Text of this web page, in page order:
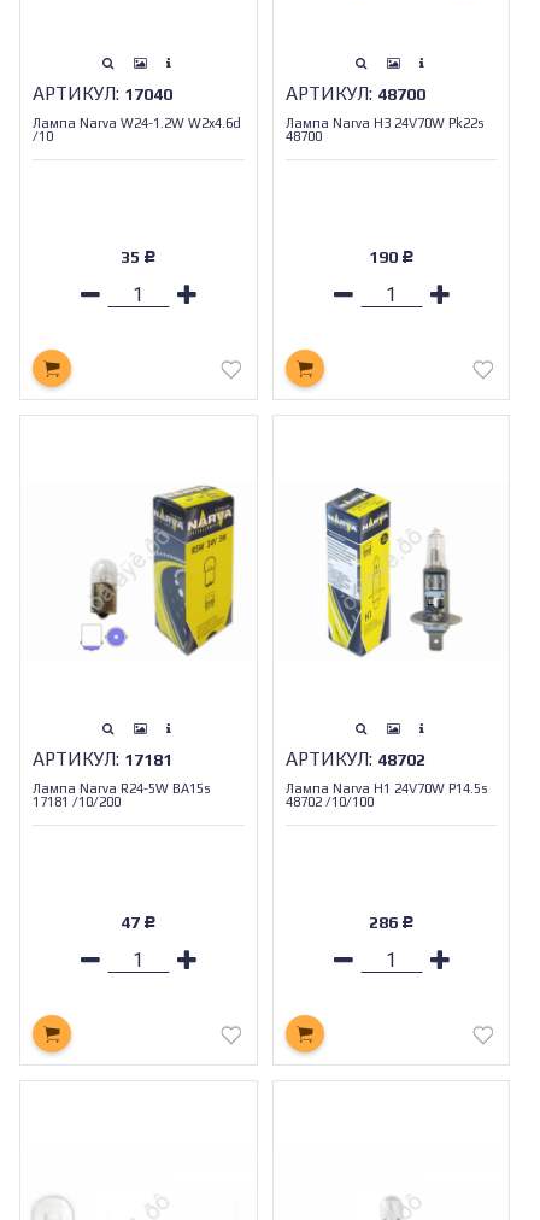
АРТИКУЛ: 17040
Лампа Narva W24-1.2W W2x4.6d
/10
35 Р
АРТИКУЛ: 48700
Лампа Narva H3 24V70W Pk22s
48700
190 Р
АРТИКУЛ: 17181
Лампа Narva R24-5W BA15s
17181 /10/200
47 Р
АРТИКУЛ: 48702
Лампа Narva H1 24V70W P14.5s
48702 /10/100
286 Р